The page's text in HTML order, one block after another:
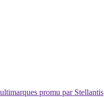
promu par Stellantis